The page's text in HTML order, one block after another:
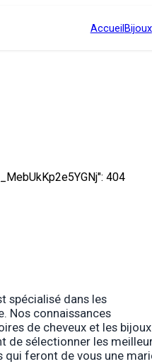
AccueilBijoux
404
spécialisé dans les
Nos connaissances
de cheveux et les bijoux
de sélectionner les
feront de vous une